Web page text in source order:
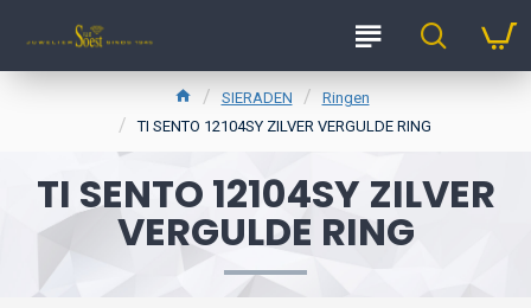
SIERADEN
Ringen
TI SENTO 12104SY ZILVER VERGULDE RING
TI SENTO 12104SY ZILVER
VERGULDE RING